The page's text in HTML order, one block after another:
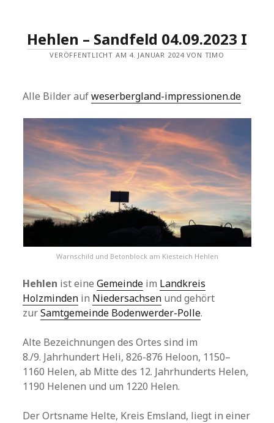
Hehlen – Sandfeld 04.09.2023 I
VERÖFFENTLICHT AM 4. JANUAR 2024 VON TIMO
Alle Bilder aufweserbergland-impressionen.de
Warnschild und Betonblock am Kiesteich Hehlen
Hehlen ist eineGemeinde im Landkreis
Holzminden in Niedersachsen und gehört
zurSamtgemeinde Bodenwerder-Polle.
Alte Bezeichnungen des Ortes sind im
8./9. Jahrhundert Heli, 826-876 Heloon, 1150–
1160 Helen, ab Mitte des 12. Jahrhunderts Helen,
1190 Helenen und um 1220 Helen.
Der Ortsname Helte, Kreis Emsland, liegt in einer